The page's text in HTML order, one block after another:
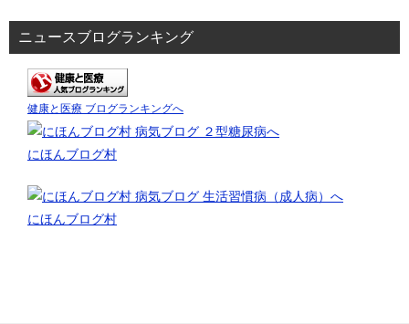
ニュースブログランキング
健康と医療 ブログランキングへ
にほんブログ村
にほんブログ村